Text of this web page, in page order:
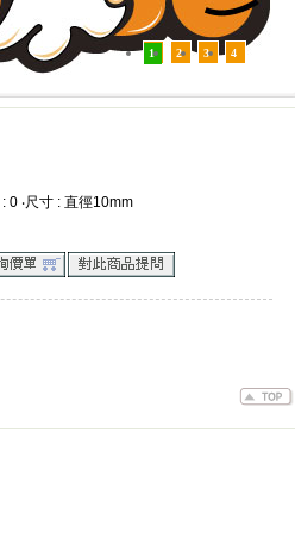
1 2 3 4
0 ‧尺寸 : 直徑10mm